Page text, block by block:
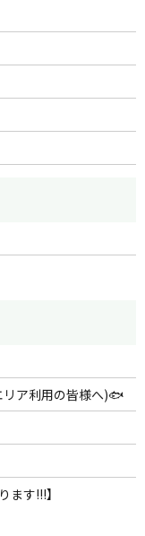
リア利用の皆様へ)🐟
ます!!!】